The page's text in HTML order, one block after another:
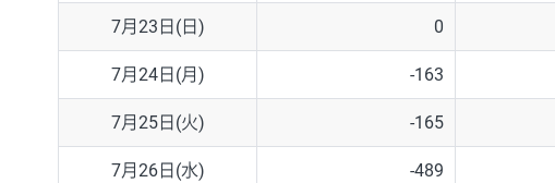
7月23日(日) 0
7月24日(月) -163
7月25日(火) -165
7月26日(水) -489